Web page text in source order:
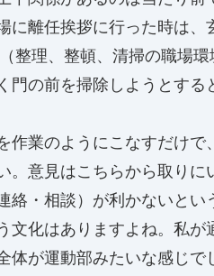
に離任挨拶に行った時は、
整理、整頓、清掃の職場
門の前を掃除しようとする
作業のようにこなすだけ
。意見はこちらから取りに
絡・相談）が利かないとい
文化はありますよね。私が
体が運動部みたいな感じで